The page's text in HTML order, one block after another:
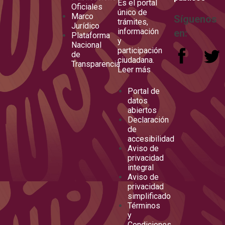
Oficiales
Marco
Jurídico
Plataforma
Nacional
de
Transparencia
Es el portal
único de
trámites,
información
y
participación
ciudadana.
Leer más
Portal de
datos
abiertos
Declaración
de
accesibilidad
Aviso de
privacidad
integral
Aviso de
privacidad
simplificado
Términos
y
Síguenos
en: